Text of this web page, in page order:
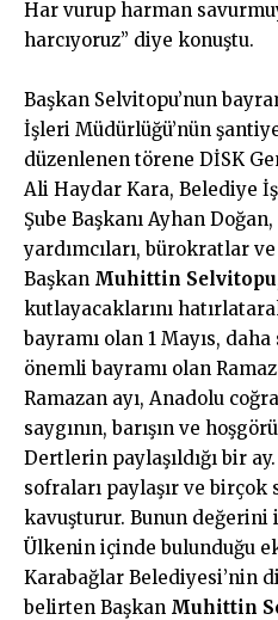
Har vurup harman
harcıyoruz” diye konuştu.
Başkan Selvitopu’nun
İşleri Müdürlüğü’nün
düzenlenen törene DİSK
Ali Haydar Kara, Belediye
Şube Başkanı Ayhan
yardımcıları, bürokratlar
Başkan Muhittin Selvitopu
kutlayacaklarını
bayramı olan 1 Mayıs,
önemli bayramı olan
Ramazan ayı, Anadolu
saygının, barışın ve
Dertlerin paylaşıldığı bir
sofraları paylaşır ve birçok
kavuşturur. Bunun
Ülkenin içinde bulunduğu
Karabağlar Belediyesi’nin
belirten Başkan Muhittin